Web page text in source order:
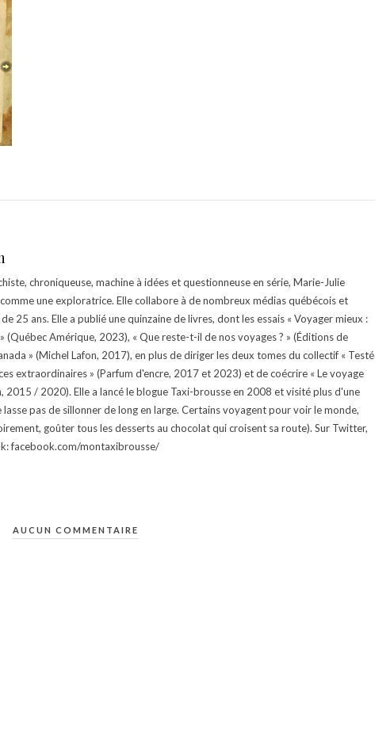
chroniqueuse, machine à idées et questionneuse en série, Marie-Julie
une exploratrice. Elle collabore à de nombreux médias québécois et
25 ans. Elle a publié une quinzaine de livres, dont les essais « Voyager mieux :
(Québec Amérique, 2023), « Que reste-t-il de nos voyages ? » (Éditions de
» (Michel Lafon, 2017), en plus de diriger les deux tomes du collectif « Testé
extraordinaires » (Parfum d'encre, 2017 et 2023) et de coécrire « Le voyage
2015 / 2020). Elle a lancé le blogue Taxi-brousse en 2008 et visité plus d'une
pas de sillonner de long en large. Certains voyagent pour voir le monde,
goûter tous les desserts au chocolat qui croisent sa route). Sur Twitter,
facebook.com/montaxibrousse/
AUCUN COMMENTAIRE